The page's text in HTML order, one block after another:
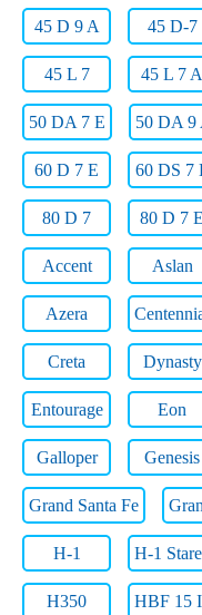
45 D 9 A 45 D-7
45 L 7 45 L 7 A
50 DA 7 E 50 DA 9
60 D 7 E 60 DS 7
80 D 7 80 D 7 E
Accent Aslan
Azera
Creta Dynasty
Entourage Eon
Galloper Genesis
Grand Santa Fe
H-1 H-1
H350 HBF 15